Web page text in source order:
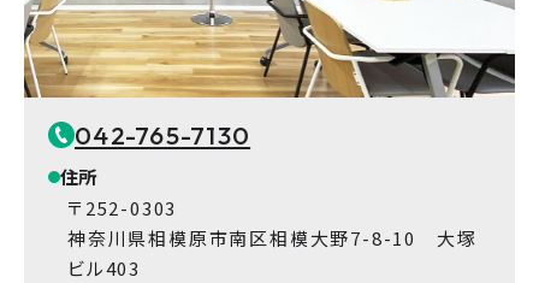
042-765-7130
住所
〒252-0303
神奈川県相模原市南区相模大野7-8-10 大塚
ビル403